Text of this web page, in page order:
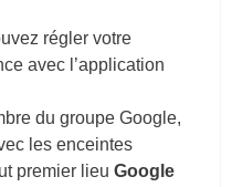
régler votre
avec l’application
du groupe Google,
les enceintes
premier lieuGoogle